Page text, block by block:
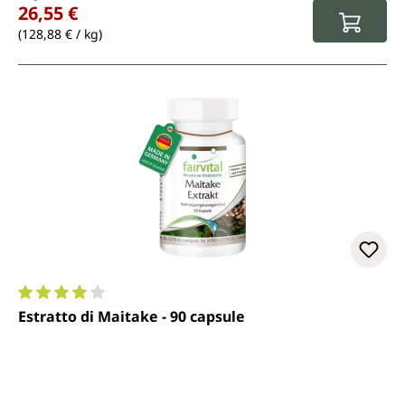
26,55 €
(128,88 € / kg)
Valutazione media di 4 su 5 stelle
Estratto di Maitake - 90 capsule